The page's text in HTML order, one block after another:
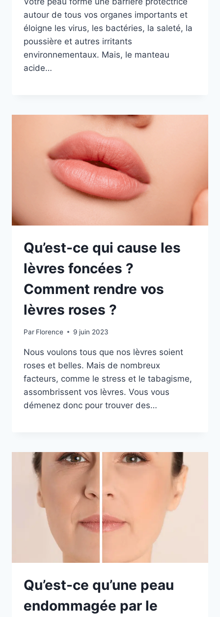
autour de tous vos organes importants et
éloigne les virus, les bactéries, la saleté, la
poussière et autres irritants
environnementaux. Mais, le manteau
acide…
Qu’est-ce qui cause les
lèvres foncées ?
Comment rendre vos
lèvres roses ?
Par Florence 9 juin 2023
Nous voulons tous que nos lèvres soient
roses et belles. Mais de nombreux
facteurs, comme le stress et le tabagisme,
assombrissent vos lèvres. Vous vous
démenez donc pour trouver des…
Qu’est-ce qu’une peau
endommagée par le